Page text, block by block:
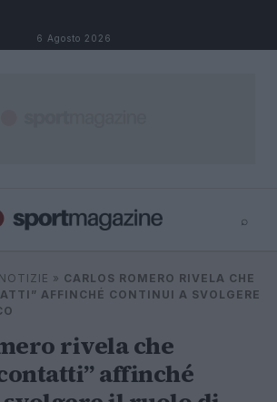
6 Agosto 2026
⌕
⌕ ×
NOTIZIE » CARLOS ROMERO RIVELA CHE
AFFINCHÉ CONTINUI A SVOLGERE
rivela che
affinché